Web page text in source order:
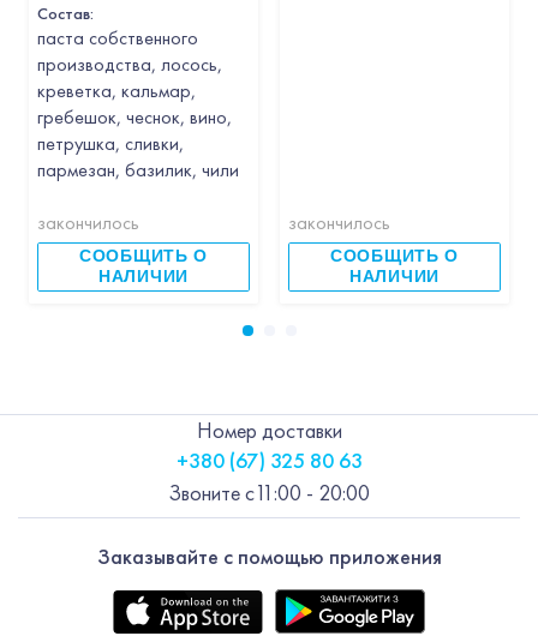
Состав:
паста собственного
производства, лосось,
креветка, кальмар,
гребешок, чеснок, вино,
петрушка, сливки,
пармезан, базилик, чили
закончилось
СООБЩИТЬ О
НАЛИЧИИ
закончилось
СООБЩИТЬ О
НАЛИЧИИ
Заказывайте с помощью приложения
Номер доставки
+380 (67) 325 80 63
Звоните с11:00 - 20:00